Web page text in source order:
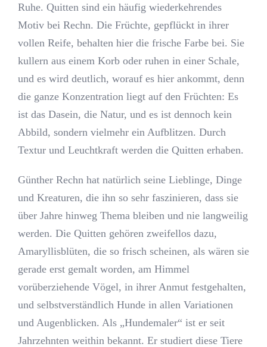
Ruhe. Quitten sind ein häufig wiederkehrendes
Motiv bei Rechn. Die Früchte, gepflückt in ihrer
vollen Reife, behalten hier die frische Farbe bei. Sie
kullern aus einem Korb oder ruhen in einer Schale,
und es wird deutlich, worauf es hier ankommt, denn
die ganze Konzentration liegt auf den Früchten: Es
ist das Dasein, die Natur, und es ist dennoch kein
Abbild, sondern vielmehr ein Aufblitzen. Durch
Textur und Leuchtkraft werden die Quitten erhaben.
Günther Rechn hat natürlich seine Lieblinge, Dinge
und Kreaturen, die ihn so sehr faszinieren, dass sie
über Jahre hinweg Thema bleiben und nie langweilig
werden. Die Quitten gehören zweifellos dazu,
Amaryllisblüten, die so frisch scheinen, als wären sie
gerade erst gemalt worden, am Himmel
vorüberziehende Vögel, in ihrer Anmut festgehalten,
und selbstverständlich Hunde in allen Variationen
und Augenblicken. Als „Hundemaler“ ist er seit
Jahrzehnten weithin bekannt. Er studiert diese Tiere